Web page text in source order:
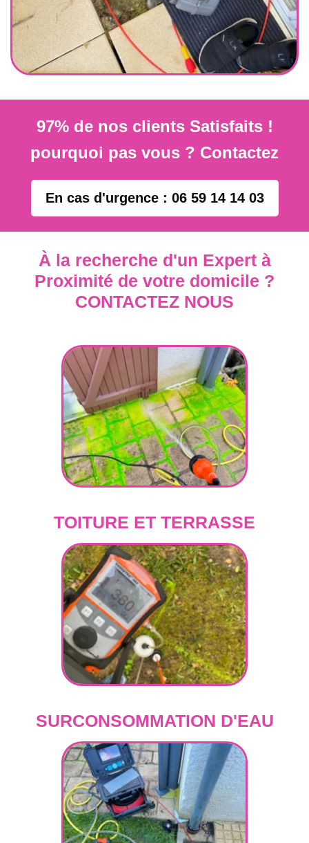
97% de nos clients Satisfaits !
pourquoi pas vous ? Contactez
En cas d'urgence : 06 59 14 14 03
À la recherche d'un Expert à
Proximité de votre domicile ?
CONTACTEZ NOUS
TOITURE ET TERRASSE
SURCONSOMMATION D'EAU